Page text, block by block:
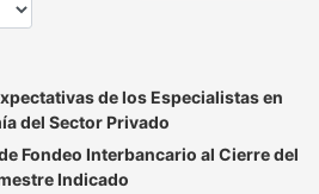
Analíticos, al exportar el cuadro
de los Especialistas en
del Sector Privado
Fondeo Interbancario al Cierre del
Indicado